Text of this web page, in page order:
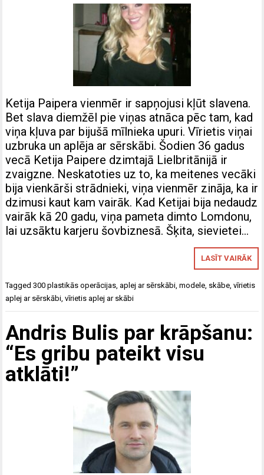
Ketija Paipera vienmēr ir sapņojusi kļūt slavena.
Bet slava diemžēl pie viņas atnāca pēc tam, kad
viņa kļuva par bijušā mīlnieka upuri. Vīrietis viņai
uzbruka un aplēja ar sērskābi. Šodien 36 gadus
vecā Ketija Paipere dzimtajā Lielbritānijā ir
zvaigzne. Neskatoties uz to, ka meitenes vecāki
bija vienkārši strādnieki, viņa vienmēr zināja, ka ir
dzimusi kaut kam vairāk. Kad Ketijai bija nedaudz
vairāk kā 20 gadu, viņa pameta dimto Lomdonu,
lai uzsāktu karjeru šovbiznesā. Šķita, sievietei…
LASĪT VAIRĀK
Tagged300 plastikās operācijas ,aplej ar sērskābi ,modele skābe ,vīrietis
aplej ar sērskābi ,vīrietis aplej ar skābi
Andris Bulis par krāpšanu:
“Es gribu pateikt visu
atklāti!”